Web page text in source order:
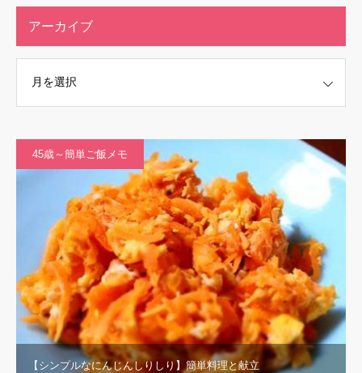
アーカイブ
45歳～簡単ご飯メモ
【シンプルなにんじんしりしり】簡単料理と献立